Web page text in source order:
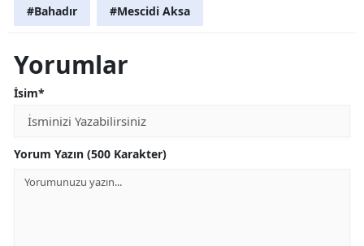
#Bahadır #Mescidi Aksa
Yorumlar
İsim*
Yorum Yazın (500 Karakter)